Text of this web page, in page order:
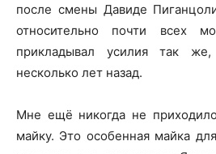
после смены Давиде
относительно почти всех
прикладывал усилия так
несколько лет назад.
Мне ещё никогда не
майку. Это особенная майка